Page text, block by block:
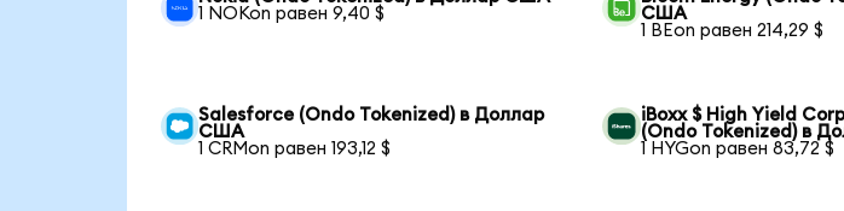
1 NOKon равен 9,40 $
США
1 BEon равен 214,29 $
Salesforce (Ondo Tokenized) в Доллар
США
1 CRMon равен 193,12 $
iBoxx $ High Yield
(Ondo Tokenized) в
1 HYGon равен 83,72 $